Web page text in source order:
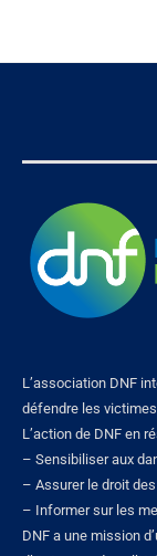
L’association DNF
défendre les
L’action de DNF en
– Sensibiliser aux
– Assurer le droit
– Informer sur les
DNF a une mission